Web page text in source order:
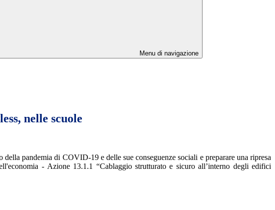
Menu di navigazione
nelle scuole
pandemia di COVID-19 e delle sue conseguenze sociali e preparare una ripresa
- Azione 13.1.1 “Cablaggio strutturato e sicuro all’interno degli edifici